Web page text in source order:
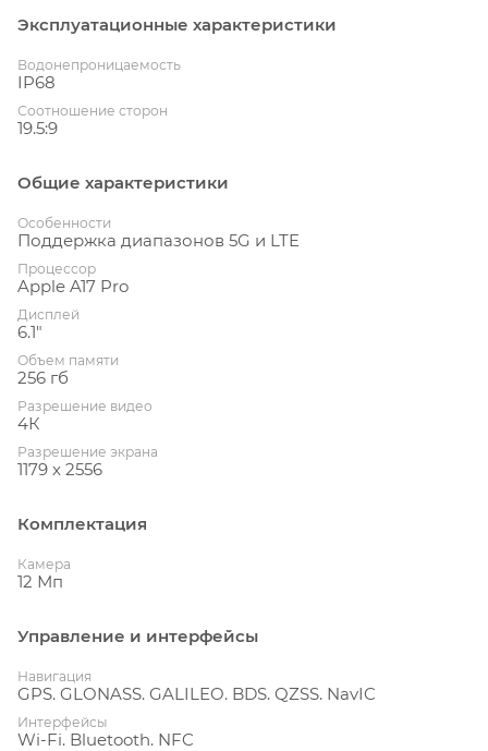
Эксплуатационные характеристики
Водонепроницаемость
IP68
Соотношение сторон
19.5:9
Общие характеристики
Особенности
Поддержка диапазонов 5G и LTE
Процессор
Apple A17 Pro
Дисплей
6.1"
Объем памяти
256 гб
Разрешение видео
4К
Разрешение экрана
1179 x 2556
Комплектация
Камера
12 Мп
Управление и интерфейсы
Навигация
GPS. GLONASS. GALILEO. BDS. QZSS. NavIC
Интерфейсы
Wi-Fi. Bluetooth. NFC